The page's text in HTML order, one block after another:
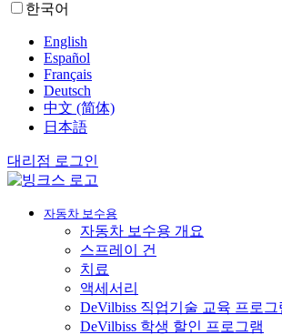
한국어
English
Español
Français
Deutsch
中文 (简体)
日本語
대리점 로그인
자동차 보수용
자동차 보수용 개요
스프레이 건
치료
액세서리
DeVilbiss 직업기술 교육 프로그
DeVilbiss 학생 할인 프로그램